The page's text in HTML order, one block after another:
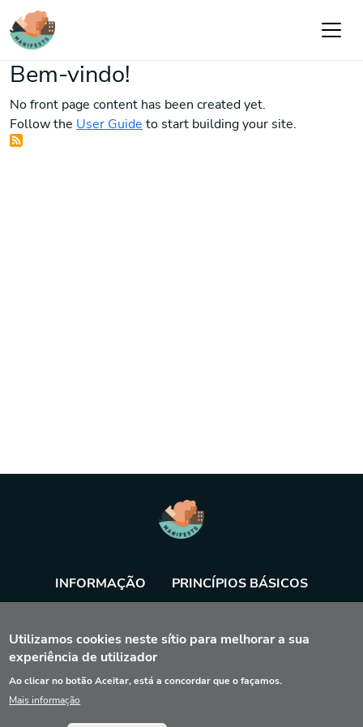
Passar para o conteúdo principal
Bem-vindo!
No front page content has been created yet.
Follow the User Guide to start building your site.
INFORMAÇÃO PRINCÍPIOS BÁSICOS
AGENDA
Utilizamos cookies neste sítio para melhorar a sua
experiência de utilizador
Ao clicar no botão Aceitar, está a concordar que o façamos.
Mais informação